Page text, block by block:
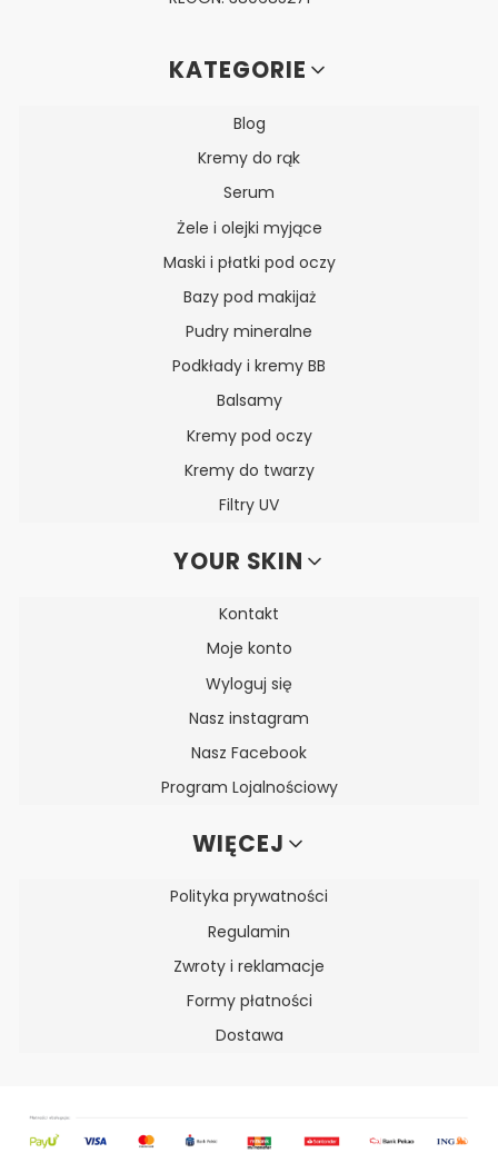
Linki w stopceKATEGORIE
Blog
Kremy do rąk
Serum
Żele i olejki myjące
Maski i płatki pod oczy
Bazy pod makijaż
Pudry mineralne
Podkłady i kremy BB
Balsamy
Kremy pod oczy
Kremy do twarzy
Filtry UV
YOUR SKIN
Kontakt
Moje konto
Wyloguj się
Nasz instagram
Nasz Facebook
Program Lojalnościowy
WIĘCEJ
Polityka prywatności
Regulamin
Zwroty i reklamacje
Formy płatności
Dostawa